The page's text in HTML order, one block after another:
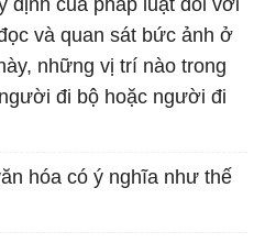
định của pháp luật đối với
và quan sát bức ảnh ở
những vị trí nào trong
đi bộ hoặc người đi
hóa có ý nghĩa như thế